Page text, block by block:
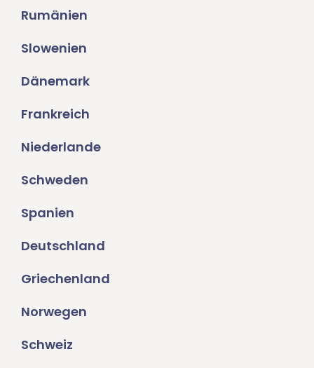
Rumänien
Slowenien
Dänemark
Frankreich
Niederlande
Schweden
Spanien
Deutschland
Griechenland
Norwegen
Schweiz